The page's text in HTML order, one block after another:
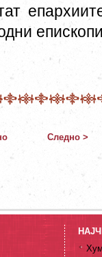
Следно >